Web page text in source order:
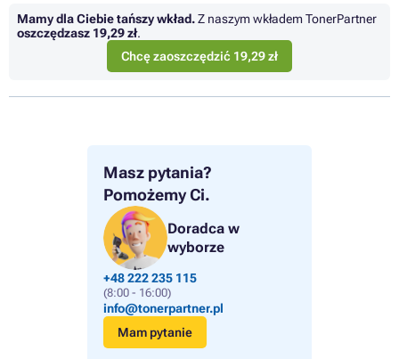
Masz pytania?
Pomożemy Ci.
Doradca w
wyborze
+48 222 235 115
(8:00 - 16:00)
info@tonerpartner.pl
Mam pytanie
Mamy dla Ciebie tańszy wkład.Z naszym wkładem TonerPartner
oszczędzasz 19,29 zł.
Chcę zaoszczędzić 19,29 zł